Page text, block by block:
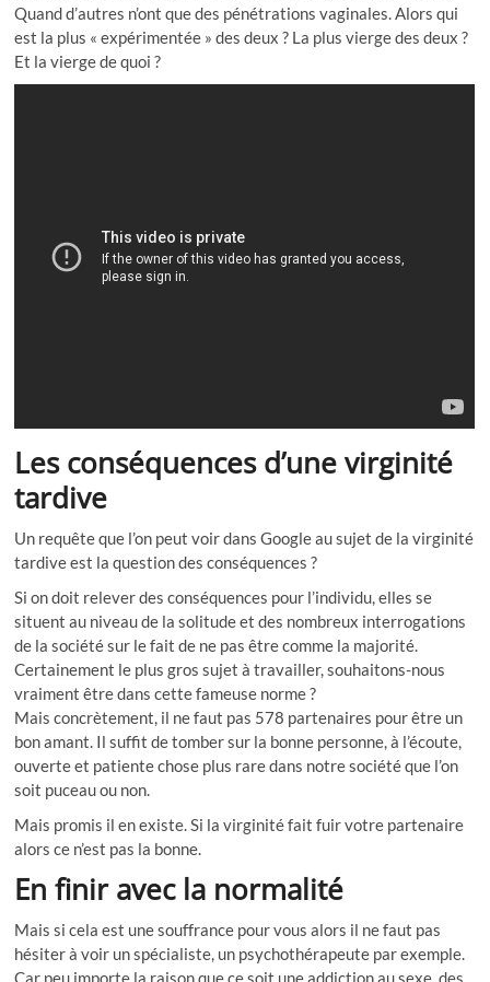
Quand d’autres n’ont que des pénétrations vaginales. Alors qui
est la plus « expérimentée » des deux ? La plus vierge des deux ?
Et la vierge de quoi ?
Les conséquences d’une virginité
tardive
Un requête que l’on peut voir dans Google au sujet de la virginité
tardive est la question des conséquences ?
Si on doit relever des conséquences pour l’individu, elles se
situent au niveau de la solitude et des nombreux interrogations
de la société sur le fait de ne pas être comme la majorité.
Certainement le plus gros sujet à travailler, souhaitons-nous
vraiment être dans cette fameuse norme ?
Mais concrètement, il ne faut pas 578 partenaires pour être un
bon amant. Il suffit de tomber sur la bonne personne, à l’écoute,
ouverte et patiente chose plus rare dans notre société que l’on
soit puceau ou non.
Mais promis il en existe. Si la virginité fait fuir votre partenaire
alors ce n’est pas la bonne.
En finir avec la normalité
Mais si cela est une souffrance pour vous alors il ne faut pas
hésiter à voir un spécialiste, un psychothérapeute par exemple.
Car peu importe la raison que ce soit une addiction au sexe, des